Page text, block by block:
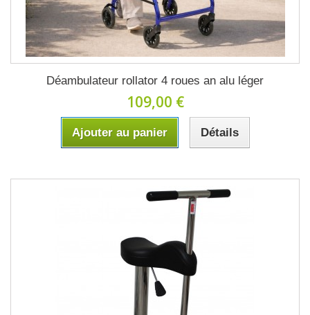
Déambulateur rollator 4 roues an alu léger
109,00 €
Ajouter au panier Détails